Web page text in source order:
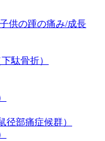
供の踵の痛み/成長
駄骨折）
径部痛症候群）